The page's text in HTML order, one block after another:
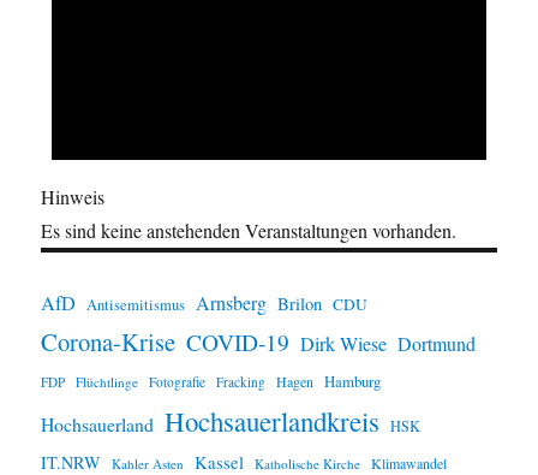
Hinweis
Es sind keine anstehenden Veranstaltungen vorhanden.
AfD Antisemitismus Arnsberg Brilon CDU
Corona-Krise COVID-19 Dirk Wiese Dortmund
FDP Flüchtlinge Fotografie Fracking Hagen Hamburg
Hochsauerland Hochsauerlandkreis HSK
IT.NRW Kahler Asten Kassel Katholische Kirche Klimawandel